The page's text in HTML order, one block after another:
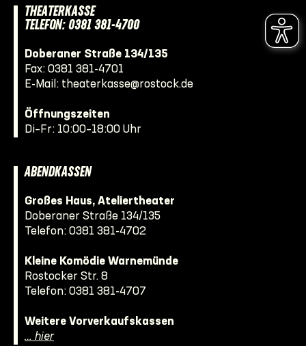
THEATERKASSE
TELEFON: 0381 381-4700
Doberaner Straße 134/135
Fax: 0381 381-4701
E-Mail: theaterkasse@rostock.de
Öffnungszeiten
Di–Fr: 10:00–18:00 Uhr
ABENDKASSEN
Großes Haus, Ateliertheater
Doberaner Straße 134/135
Telefon: 0381 381-4702
Kleine Komödie Warnemünde
Rostocker Str. 8
Telefon: 0381 381-4707
Weitere Vorverkaufskassen
… hier